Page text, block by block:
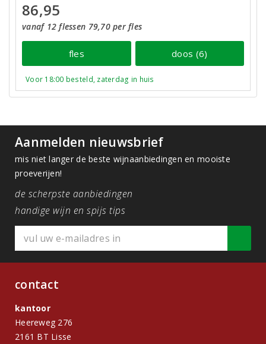
86,95
vanaf 12 flessen 79,70 per fles
fles doos (6)
Voor 18:00 besteld, zaterdag in huis
Aanmelden nieuwsbrief
mis niet langer de beste wijnaanbiedingen en mooiste
proeverijen!
de scherpste aanbiedingen
handige wijn en spijs tips
contact
kantoor
Heereweg 276
2161 BT Lisse